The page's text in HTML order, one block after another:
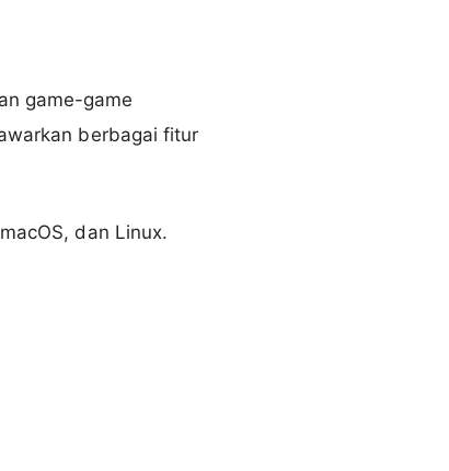
game-game
berbagai fitur
dan Linux.